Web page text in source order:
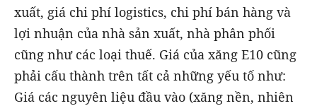
xuất, giá chi phí logistics, chi phí bán hàng và
lợi nhuận của nhà sản xuất, nhà phân phối
cũng như các loại thuế. Giá của xăng E10 cũng
phải cấu thành trên tất cả những yếu tố như:
Giá các nguyên liệu đầu vào (xăng nền, nhiên